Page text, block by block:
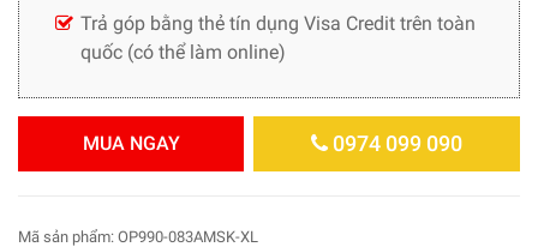
Trả góp bằng thẻ tín dụng Visa Credit trên toàn
quốc (có thể làm online)
MUA NGAY 0974 099 090
Mã sản phẩm: OP990-083AMSK-XL